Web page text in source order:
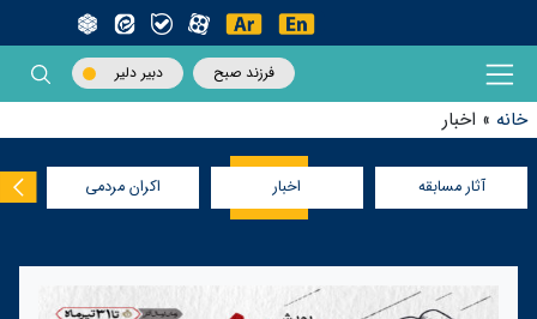
فرزند صبح دبیر دلیر
خانه » اخبار
آثار مسابقه اخبار اکران مردمی